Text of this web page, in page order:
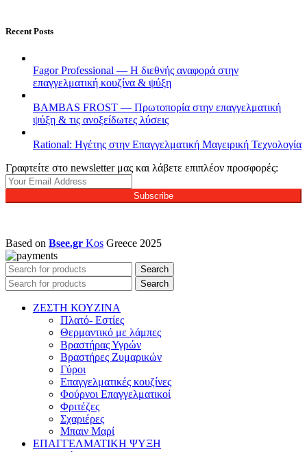
Recent Posts
Fagor Professional — Η διεθνής αναφορά στην
επαγγελματική κουζίνα & ψύξη
BAMBAS FROST — Πρωτοπορία στην επαγγελματική
ψύξη & τις ανοξείδωτες λύσεις
Rational: Ηγέτης στην Επαγγελματική Μαγειρική Τεχνολογία
Γραφτείτε στο newsletter μας και λάβετε επιπλέον προσφορές:
Subscribe
Based on Bsee.gr Kos Greece 2025
Search
Search
ΖΕΣΤΗ ΚΟΥΖΙΝΑ
Πλατό- Εστίες
Θερμαντικό με λάμπες
Βραστήρας Υγρών
Βραστήρες Ζυμαρικών
Γύροι
Επαγγελματικές κουζίνες
Φούρνοι Επαγγελματικοί
Φριτέζες
Σχαριέρες
Μπαιν Μαρί
ΕΠΑΓΓΕΛΜΑΤΙΚΗ ΨΥΞΗ